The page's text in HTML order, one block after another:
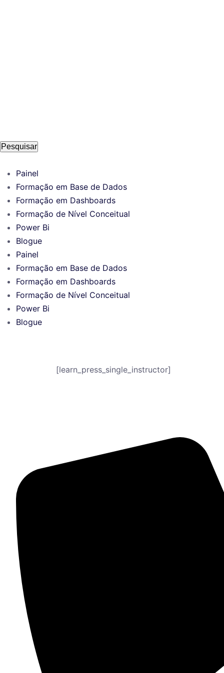
Pesquisar
Painel
Formação em Base de Dados
Formação em Dashboards
Formação de Nível Conceitual
Power Bi
Blogue
Painel
Formação em Base de Dados
Formação em Dashboards
Formação de Nível Conceitual
Power Bi
Blogue
[learn_press_single_instructor]